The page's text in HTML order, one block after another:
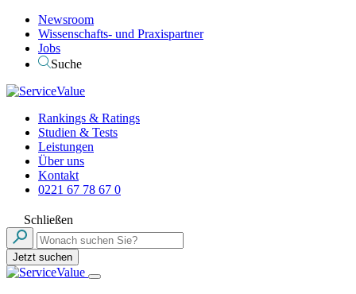
Newsroom
Wissenschafts- und Praxispartner
Jobs
Suche
Rankings & Ratings
Studien & Tests
Leistungen
Über uns
Kontakt
0221 67 78 67 0
Schließen
Jetzt suchen